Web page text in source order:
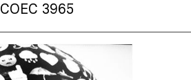
COEC 3965